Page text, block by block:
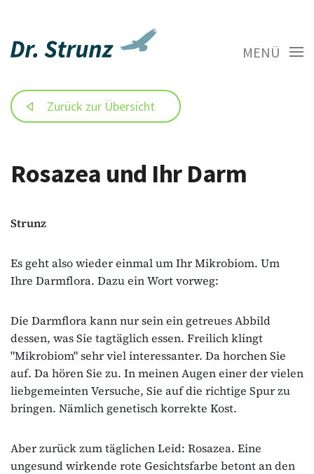
MENÜ
Zurück zur Übersicht
Rosazea und Ihr Darm
Strunz
Es geht also wieder einmal um Ihr Mikrobiom. Um
Ihre Darmflora. Dazu ein Wort vorweg:
Die Darmflora kann nur sein ein getreues Abbild
dessen, was Sie tagtäglich essen. Freilich klingt
"Mikrobiom" sehr viel interessanter. Da horchen Sie
auf. Da hören Sie zu. In meinen Augen einer der vielen
liebgemeinten Versuche, Sie auf die richtige Spur zu
bringen. Nämlich genetisch korrekte Kost.
Aber zurück zum täglichen Leid: Rosazea. Eine
ungesund wirkende rote Gesichtsfarbe betont an den